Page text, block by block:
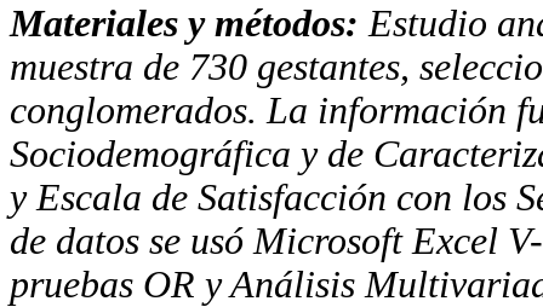
Materiales y métodos: Estudio
muestra de 730 gestantes,
conglomerados. La información
Sociodemográfica y de
y Escala de Satisfacción con los
de datos se usó Microsoft Excel
pruebas OR y Análisis